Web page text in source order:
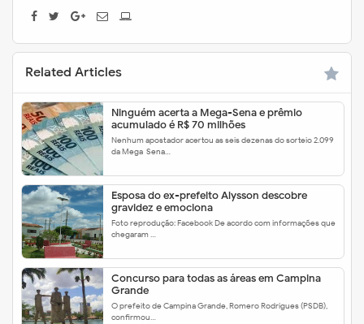
Related Articles
Ninguém acerta a Mega-Sena e prêmio
acumulado é R$ 70 milhões
Nenhum apostador acertou as seis dezenas do sorteio 2.099
da Mega-Sena…
Esposa do ex-prefeito Alysson descobre
gravidez e emociona
Foto reprodução: Facebook De acordo com informações que
chegaram …
Concurso para todas as áreas em Campina
Grande
O prefeito de Campina Grande, Romero Rodrigues (PSDB),
confirmou…